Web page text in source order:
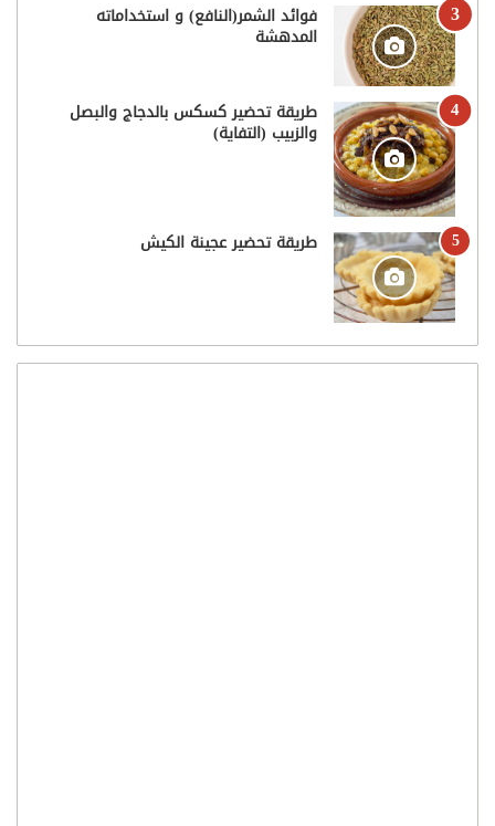
فوائد الشمر(النافع) و استخداماته
المدهشة
طريقة تحضير كسكس بالدجاج والبصل
والزبيب (التفاية)
طريقة تحضير عجينة الكيش